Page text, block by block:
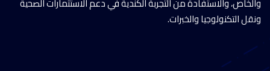
ونقل التكنولوجيا والخبرات.